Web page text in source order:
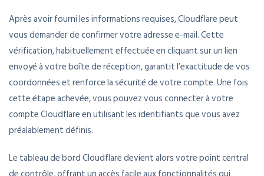
Après avoir fourni les informations requises, Cloudflare peut
vous demander de confirmer votre adresse e-mail. Cette
vérification, habituellement effectuée en cliquant sur un lien
envoyé à votre boîte de réception, garantit l’exactitude de vos
coordonnées et renforce la sécurité de votre compte. Une fois
cette étape achevée, vous pouvez vous connecter à votre
compte Cloudflare en utilisant les identifiants que vous avez
préalablement définis.
Le tableau de bord Cloudflare devient alors votre point central